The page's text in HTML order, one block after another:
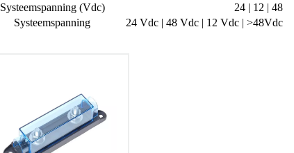
Systeemspanning (Vdc)
24 | 12 | 48
Systeemspanning
24 Vdc | 48 Vdc | 12 Vdc | >48Vdc